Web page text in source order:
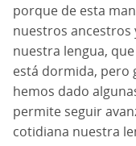
porque de esta
nuestros
nuestra lengua,
está dormida, pero
hemos dado
permite seguir
cotidiana nuestra